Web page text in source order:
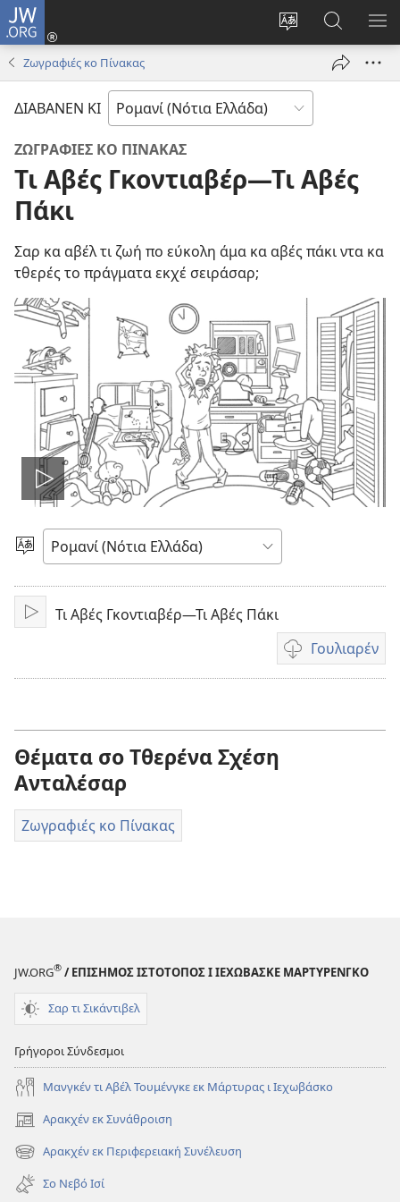
JW.ORG
Αλλάνεν
σο
τθερέλα
Σύνδεση
(ανοίγει
παράθυρο)
Ρόντεν
κο
JW.ORG
Ζωγραφιές κο Πίνακας
ΔΙΑΒΑΝΕΝ ΚΙ
ΖΩΓΡΑΦΙΕΣ ΚΟ ΠΙΝΑΚΑΣ
Τι Αβές Γκοντιαβέρ—Τι Αβές
Πάκι
Σαρ κα αβέλ τι ζωή πο εύκολη άμα κα αβές πάκι ντα κα
τθερές το πράγματα εκχέ σειράσαρ;
Τσσουβέν
εκ
βίντεος
Τραμπίνεν
Τσσιπ
Αναπαραγωγή
Τι Αβές Γκοντιαβέρ—Τι Αβές Πάκι
Γουλιαρέν
Επιλογές
λήψης
Θέματα σο Τθερένα Σχέση
Ανταλέσαρ
Ζωγραφιές κο Πίνακας
JW.ORG® / ΕΠΙΣΗΜΟΣ ΙΣΤΟΤΟΠΟΣ Ι ΙΕΧΩΒΑΣΚΕ ΜΑΡΤΥΡΕΝΓΚΟ
Σαρ τι Σικάντιβελ
Γρήγοροι Σύνδεσμοι
Μανγκέν τι Αβέλ Τουμένγκε εκ Μάρτυρας ι Ιεχωβάσκο
Αρακχέν εκ Συνάθροιση
(ανοίγει
νέο
παράθυρο)
Αρακχέν εκ Περιφερειακή Συνέλευση
(ανοίγει
νέο
παράθυρο)
Σο Νεβό Ισί